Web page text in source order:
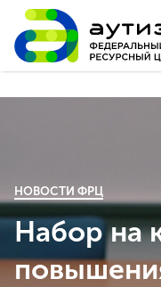
НОВОСТИ ФРЦ
Набор на